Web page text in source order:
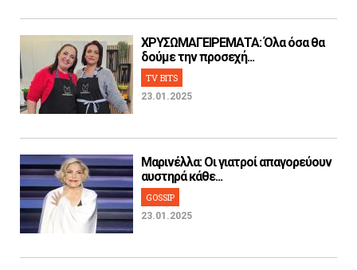
ΧΡΥΣΩΜΑΓΕΙΡΕΜΑΤΑ: Όλα όσα θα
δούμε την προσεχή...
TV BITS
23.01.2025
Μαρινέλλα: Οι γιατροί απαγορεύουν
αυστηρά κάθε...
GOSSIP
23.01.2025